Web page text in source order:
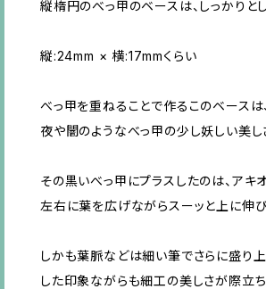
縦楕円のべっ甲のベースは、しっかりと
縦:24mm × 横:17mmくらい
べっ甲を重ねることで作るこのベース
夜や闇のようなべっ甲の少し妖しい美
その黒いべっ甲にプラスしたのは、アキ
左右に葉を広げながらスーッと上に伸
しかも葉脈などは細い筆でさらに盛り
した印象ながらも細工の美しさが際立ち